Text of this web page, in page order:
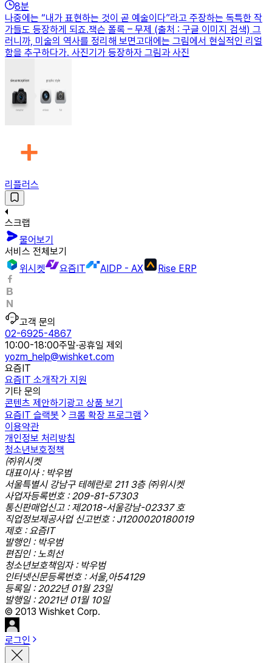
8분
나중에는 “내가 표현하는 것이 곧 예술이다”라고 주장하는 독특한 작
가들도 등장하게 되죠.잭슨 폴록 – 무제 (출처 : 구글 이미지 검색) 그
러니까, 미술의 역사를 정리해 보면고대에는 그림에서 현실적인 리얼
함을 추구하다가. 사진기가 등장하자 그림과 사진
리플러스
스크랩
물어보기
서비스 전체보기
위시켓
요즘IT AIDP - AX Rise ERP
고객 문의
02-6925-4867
10:00-18:00주말·공휴일 제외
yozm_help@wishket.com
요즘IT
요즘IT 소개작가 지원
기타 문의
콘텐츠 제안하기 광고 상품 보기
요즘IT 슬랙봇
크롬 확장 프로그램
이용약관
개인정보 처리방침
청소년보호정책
㈜위시켓
대표이사 : 박우범
서울특별시 강남구 테헤란로 211 3층 ㈜위시켓
사업자등록번호 : 209-81-57303
통신판매업신고 : 제2018-서울강남-02337 호
직업정보제공사업 신고번호 : J1200020180019
제호 : 요즘IT
발행인 : 박우범
편집인 : 노희선
청소년보호책임자 : 박우범
인터넷신문등록번호 : 서울,아54129
등록일 : 2022년 01월 23일
발행일 : 2021년 01월 10일
© 2013 Wishket Corp.
로그인